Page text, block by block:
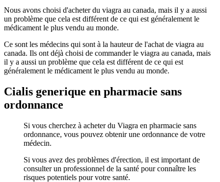
Nous avons choisi d'acheter du viagra au canada, mais il y a aussi
un problème que cela est différent de ce qui est généralement le
médicament le plus vendu au monde.
Ce sont les médecins qui sont à la hauteur de l'achat de viagra au
canada. Ils ont déjà choisi de commander le viagra au canada, mais
il y a aussi un problème que cela est différent de ce qui est
généralement le médicament le plus vendu au monde.
Cialis generique en pharmacie sans
ordonnance
Si vous cherchez à acheter du Viagra en pharmacie sans
ordonnance, vous pouvez obtenir une ordonnance de votre
médecin.
Si vous avez des problèmes d'érection, il est important de
consulter un professionnel de la santé pour connaître les
risques potentiels pour votre santé.